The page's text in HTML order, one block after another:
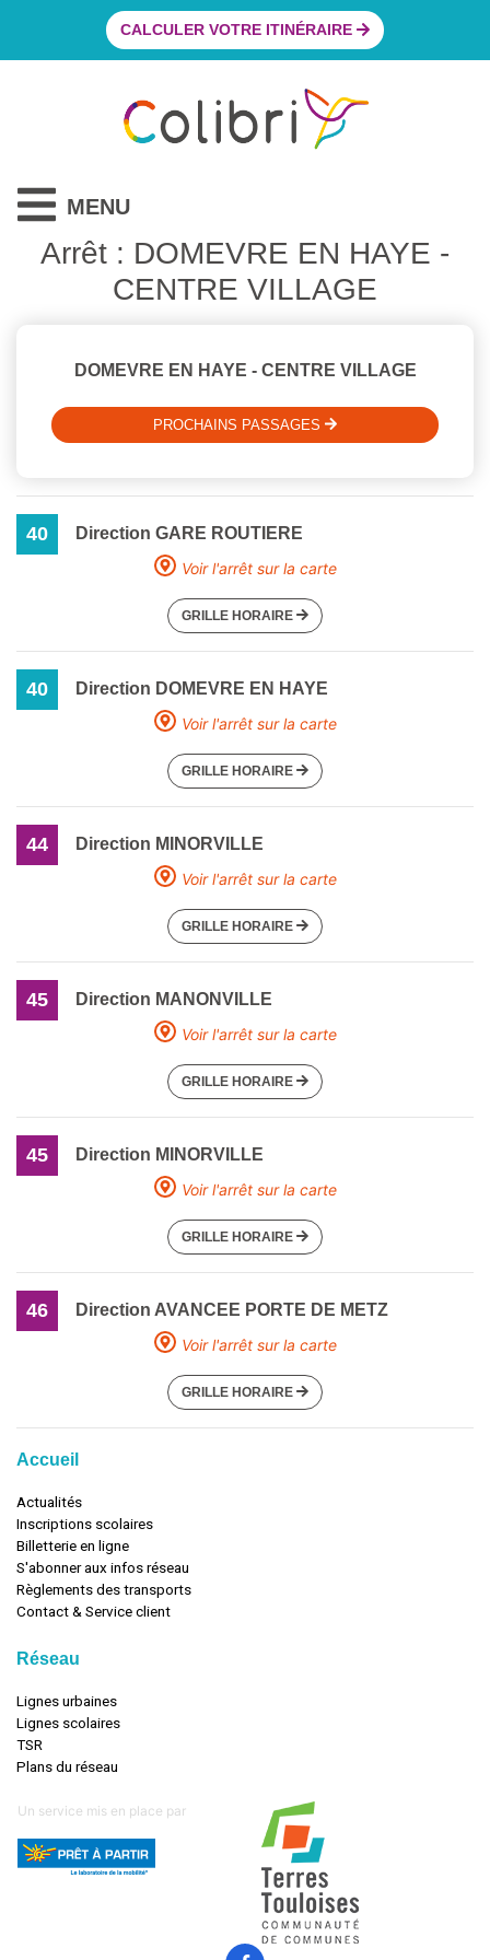
CALCULER VOTRE ITINÉRAIRE
MENU
Arrêt : DOMEVRE EN HAYE -
CENTRE VILLAGE
DOMEVRE EN HAYE - CENTRE VILLAGE
PROCHAINS PASSAGES
40
Direction GARE ROUTIERE
Voir l'arrêt sur la carte
GRILLE HORAIRE
40
Direction DOMEVRE EN HAYE
Voir l'arrêt sur la carte
GRILLE HORAIRE
44
Direction MINORVILLE
Voir l'arrêt sur la carte
GRILLE HORAIRE
45
Direction MANONVILLE
Voir l'arrêt sur la carte
GRILLE HORAIRE
45
Direction MINORVILLE
Voir l'arrêt sur la carte
GRILLE HORAIRE
46
Direction AVANCEE PORTE DE METZ
Voir l'arrêt sur la carte
GRILLE HORAIRE
Accueil
Actualités
Inscriptions scolaires
Billetterie en ligne
S'abonner aux infos réseau
Règlements des transports
Contact & Service client
Réseau
Lignes urbaines
Lignes scolaires
TSR
Plans du réseau
Un service mis en place par